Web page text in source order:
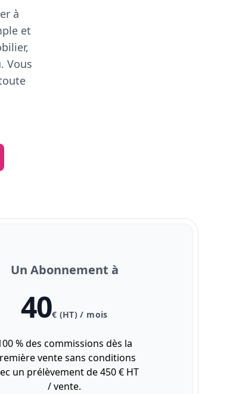
à
et
Vous
Un Abonnement à
40€ (HT) / mois
% des commissions dès la
vente sans conditions
un prélèvement de 450 € HT
/ vente.